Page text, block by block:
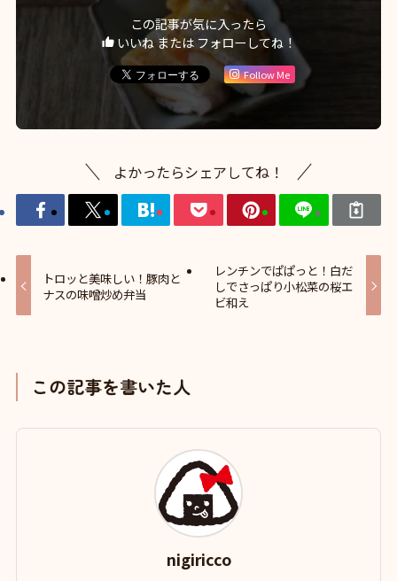
この記事が気に入ったら
いいね または フォローしてね！
Follow Me
よかったらシェアしてね！
トロッと美味しい！豚肉と
ナスの味噌炒め弁当
レンチンでぱぱっと！白だ
しでさっぱり小松菜の桜エ
ビ和え
この記事を書いた人
nigiricco